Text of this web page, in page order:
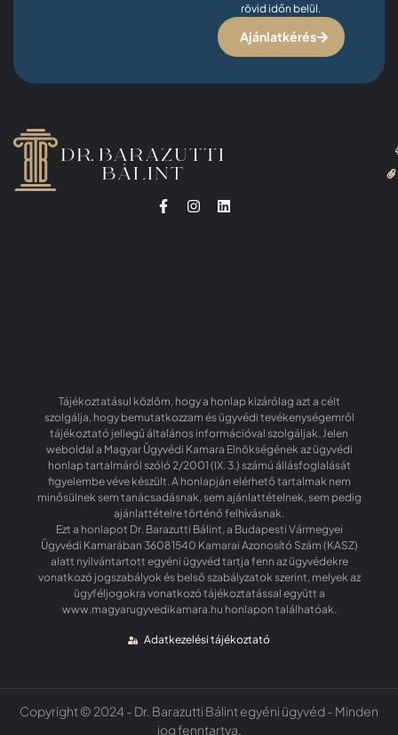
rövid időn belül.
Ajánlatkérés
Tájékoztatásul közlöm, hogy a honlap kizárólag azt a célt
szolgálja, hogy bemutatkozzam és ügyvédi tevékenységemről
tájékoztató jellegű általános információval szolgáljak. Jelen
weboldal a Magyar Ügyvédi Kamara Elnökségének az ügyvédi
honlap tartalmáról szóló 2/2001 (IX. 3.) számú állásfoglalását
figyelembe véve készült. A honlapján elérhető tartalmak nem
minősülnek sem tanácsadásnak, sem ajánlattételnek, sem pedig
ajánlattételre történő felhívásnak.
Ezt a honlapot Dr. Barazutti Bálint, a Budapesti Vármegyei
Ügyvédi Kamarában 36081540 Kamarai Azonosító Szám (KASZ)
alatt nyilvántartott egyéni ügyvéd tartja fenn az ügyvédekre
vonatkozó jogszabályok és belső szabályzatok szerint, melyek az
ügyféljogokra vonatkozó tájékoztatással együtt a
www.magyarugyvedikamara.hu honlapon találhatóak.
Adatkezelési tájékoztató
Copyright © 2024 - Dr. Barazutti Bálint egyéni ügyvéd - Minden
jog fenntartva.